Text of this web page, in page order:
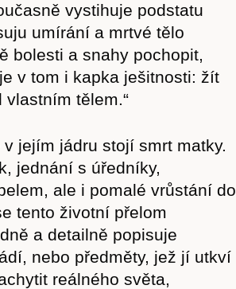
vystihuje podstatu
umírání a mrtvé tělo
bolesti a snahy pochopit,
v tom i kapka ješitnosti: žít
tělem.“
jejím jádru stojí smrt matky.
jednání s úředníky,
ale i pomalé vrůstání do
tento životní přelom
a detailně popisuje
nebo předměty, jež jí utkví
reálného světa,